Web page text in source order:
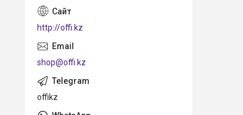
http://offi.kz
shop@offi.kz
offikz